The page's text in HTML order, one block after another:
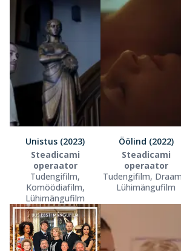
Unistus (2023)
Steadicami
operaator
Tudengifilm,
Komöödiafilm,
Lühimängufilm
Öölind (2022)
Steadicami
operaator
Tudengifilm,
Lühimängufilm